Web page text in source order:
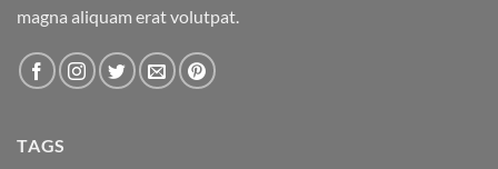
magna aliquam erat volutpat.
TAGS